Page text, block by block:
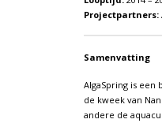
Projectpartners:
Samenvatting
AlgaSpring is
de kweek van
andere de